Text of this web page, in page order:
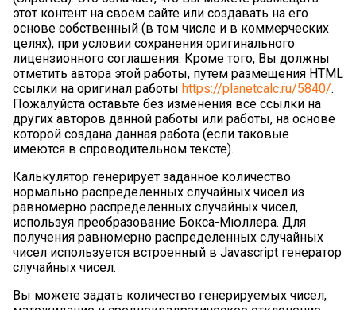
этот контент на своем сайте или создавать на его
основе собственный (в том числе и в коммерческих
целях), при условии сохранения оригинального
лицензионного соглашения. Кроме того, Вы должны
отметить автора этой работы, путем размещения HTML
ссылки на оригинал работы https://planetcalc.ru/5840/.
Пожалуйста оставьте без изменения все ссылки на
других авторов данной работы или работы, на основе
которой создана данная работа (если таковые
имеются в спроводительном тексте).
Калькулятор генерирует заданное количество
нормально распределенных случайных чисел из
равномерно распределенных случайных чисел,
используя преобразование Бокса-Мюллера. Для
получения равномерно распределенных случайных
чисел используется встроенный в Javascript генератор
случайных чисел.
Вы можете задать количество генерируемых чисел,